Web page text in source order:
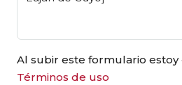
Al subir este formulario
Términos de uso